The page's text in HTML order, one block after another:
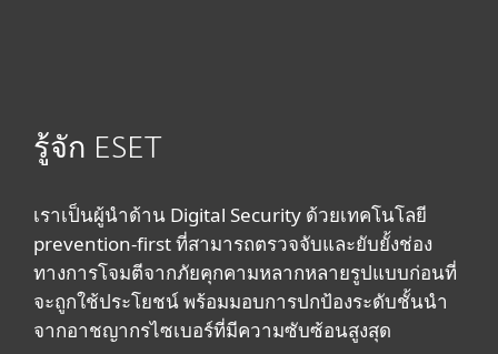
รู้จัก ESET
เราเป็นผู้นำด้าน Digital Security ด้วยเทคโนโลยี
prevention-first ที่สามารถตรวจจับและยับยั้งช่อง
ทางการโจมตีจากภัยคุกคามหลากหลายรูปแบบก่อนที่
จะถูกใช้ประโยชน์ พร้อมมอบการปกป้องระดับชั้นนำ
จากอาชญากรไซเบอร์ที่มีความซับซ้อนสูงสุด